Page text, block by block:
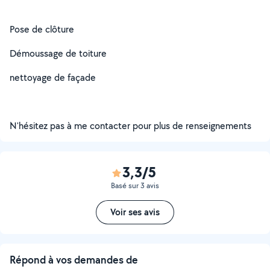
Pose de clôture
Démoussage de toiture
nettoyage de façade
N'hésitez pas à me contacter pour plus de renseignements
3,3/5
Basé sur 3 avis
Voir ses avis
Répond à vos demandes de